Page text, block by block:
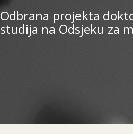
Odbrana projekta
studija na Odsjeku za